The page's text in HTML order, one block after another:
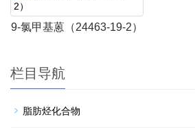
9-氯甲基蒽（24463-19-2）
栏目导航
脂肪烃化合物